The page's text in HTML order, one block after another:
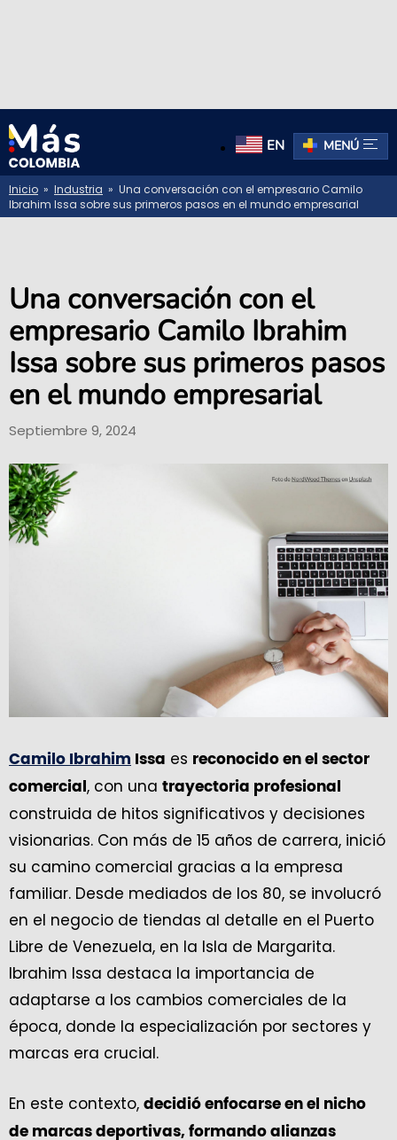
EN MENÚ
Inicio » Industria » Una conversación con el empresario Camilo
Ibrahim Issa sobre sus primeros pasos en el mundo empresarial
Una conversación con el
empresario Camilo Ibrahim
Issa sobre sus primeros pasos
en el mundo empresarial
Septiembre 9, 2024
Camilo Ibrahim Issa es reconocido en el sector
comercial , con una trayectoria profesional
construida de hitos significativos y decisiones
visionarias. Con más de 15 años de carrera, inició
su camino comercial gracias a la empresa
familiar. Desde mediados de los 80, se involucró
en el negocio de tiendas al detalle en el Puerto
Libre de Venezuela, en la Isla de Margarita.
Ibrahim Issa destaca la importancia de
adaptarse a los cambios comerciales de la
época, donde la especialización por sectores y
marcas era crucial.
En este contexto, decidió enfocarse en el nicho
de marcas deportivas, formando alianzas